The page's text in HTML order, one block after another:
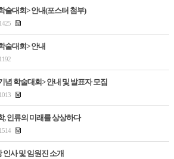
술대회> 안내(포스터 첨부)
술대회> 안내
념 학술대회> 안내 및 발표자 모집
, 인류의 미래를 상상하다
인사 및 임원진 소개